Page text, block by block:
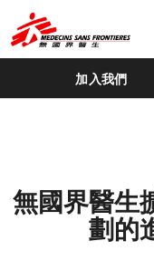
加入我們
無國界醫生
劃的